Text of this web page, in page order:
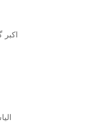
اکبر